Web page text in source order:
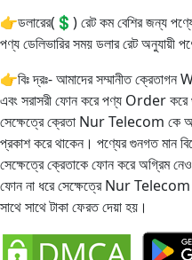
👉ডলারের(💲) রেট কম বেশির জন্য
পণ্য ডেলিভারির সময় ডলার রেট অনুযায়ী
👉বিঃ দ্রঃ- আমাদের সম্মানীত
এবং সরাসরী ফোন করে পণ্য Order
সেক্ষেত্রে ক্রেতা Nur Telecom কে
প্রকাশ করে থাকেন। পণ্যের গুনগত মান
সেক্ষেত্রে ক্রেতাকে ফোন করে অগ্রিম
ফোন না ধরে সেক্ষেত্রে Nur Telecom
সাথে সাথে টাকা ফেরত দেয়া হয়।